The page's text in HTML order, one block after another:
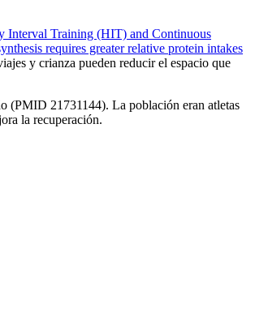
Interval Training (HIT) and Continuous
requires greater relative protein intakes
y crianza pueden reducir el espacio que
(PMID 21731144). La población eran atletas
la recuperación.